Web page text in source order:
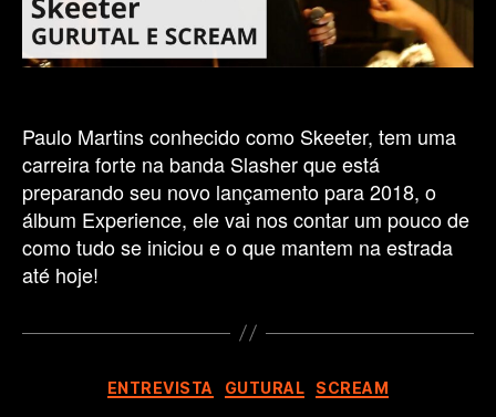
Paulo Martins conhecido como Skeeter, tem uma
carreira forte na banda Slasher que está
preparando seu novo lançamento para 2018, o
álbum Experience, ele vai nos contar um pouco de
como tudo se iniciou e o que mantem na estrada
até hoje!
Categorias
ENTREVISTA GUTURAL SCREAM